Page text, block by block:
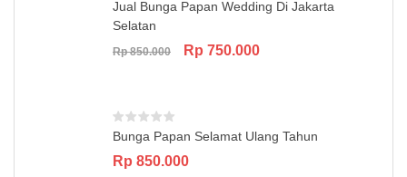
Jual Bunga Papan Wedding Di Jakarta
Selatan
Rp850.000
Original
Rp 750.000Current
Bunga Papan Selamat Ulang Tahun
Rp 850.000